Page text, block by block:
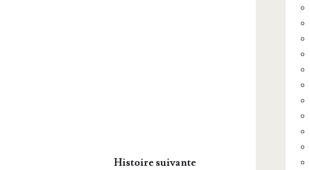
Histoire suivante